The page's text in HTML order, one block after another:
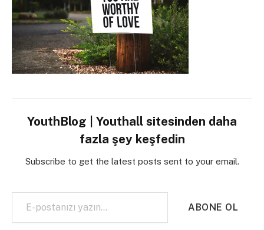
YouthBlog | Youthall sitesinden daha
fazla şey keşfedin
Subscribe to get the latest posts sent to your email.
E-postanızı yazın…
ABONE OL